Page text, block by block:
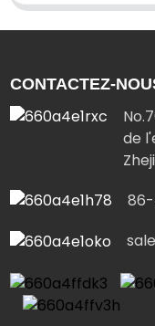
CONTACTEZ-
de